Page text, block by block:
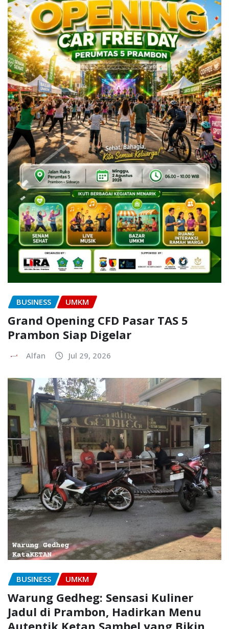
BUSINESS UMKM
Grand Opening CFD Pasar TAS 5
Prambon Siap Digelar
Alfan Jul 29, 2026
BUSINESS UMKM
Warung Gedheg: Sensasi Kuliner
Jadul di Prambon, Hadirkan Menu